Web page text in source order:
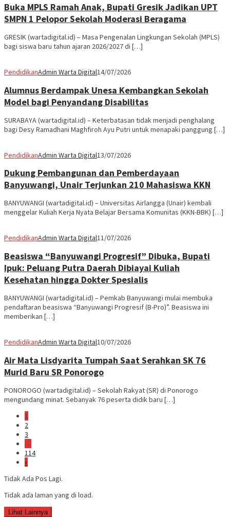
Buka MPLS Ramah Anak, Bupati Gresik Jadikan UPT
SMPN 1 Pelopor Sekolah Moderasi Beragama
GRESIK (wartadigital.id) – Masa Pengenalan Lingkungan Sekolah (MPLS)
bagi siswa baru tahun ajaran 2026/2027 di […]
PendidikanAdmin Warta Digital14/07/2026
Alumnus Berdampak Unesa Kembangkan Sekolah
Model bagi Penyandang Disabilitas
SURABAYA (wartadigital.id) – Keterbatasan tidak menjadi penghalang
bagi Desy Ramadhani Maghfiroh Ayu Putri untuk menapaki panggung […]
PendidikanAdmin Warta Digital13/07/2026
Dukung Pembangunan dan Pemberdayaan
Banyuwangi, Unair Terjunkan 210 Mahasiswa KKN
BANYUWANGI (wartadigital.id) – Universitas Airlangga (Unair) kembali
menggelar Kuliah Kerja Nyata Belajar Bersama Komunitas (KKN-BBK) […]
PendidikanAdmin Warta Digital11/07/2026
Beasiswa “Banyuwangi Progresif” Dibuka, Bupati
Ipuk: Peluang Putra Daerah Dibiayai Kuliah
Kesehatan hingga Dokter Spesialis
BANYUWANGI (wartadigital.id) – Pemkab Banyuwangi mulai membuka
pendaftaran beasiswa “Banyuwangi Progresif (B-Pro)”. Beasiswa ini
memberikan […]
PendidikanAdmin Warta Digital10/07/2026
Air Mata Lisdyarita Tumpah Saat Serahkan SK 76
Murid Baru SR Ponorogo
PONOROGO (wartadigital.id) – Sekolah Rakyat (SR) di Ponorogo
mengundang minat. Sebanyak 76 peserta didik baru […]
1
2
3
…
114
»
Tidak Ada Pos Lagi.
Tidak ada laman yang di load.
Lihat Lainnya